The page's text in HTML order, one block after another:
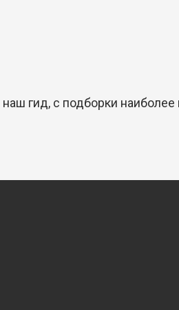
гид, с подборки наиболее